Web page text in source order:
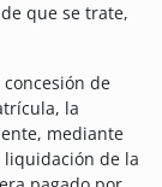
que se trate,
de
la
mediante
de la